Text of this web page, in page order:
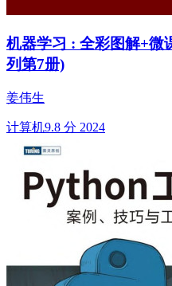
机器学习 : 全彩图解+微
列第7册)
姜伟生
计算机9.8 分 2024